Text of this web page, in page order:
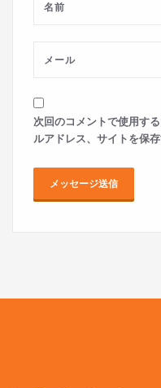
次回のコメントで使用す
ルアドレス、サイトを保存